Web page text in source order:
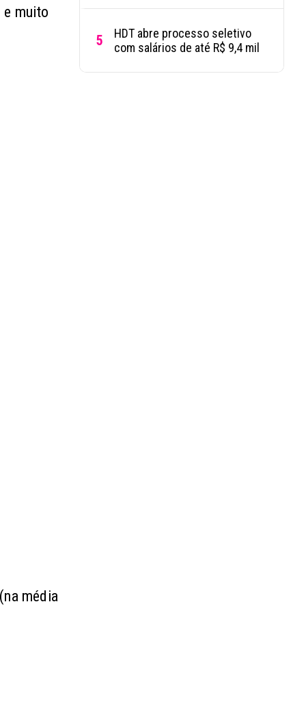
e muito
média
5
HDT abre processo seletivo
com salários de até R$ 9,4 mil